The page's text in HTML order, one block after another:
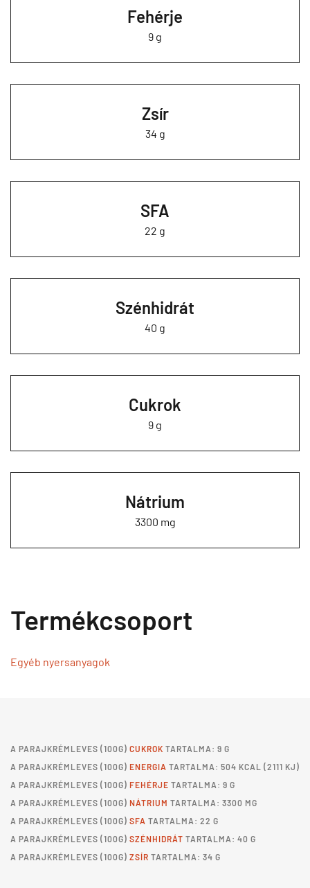
Fehérje
9 g
Zsír
34 g
SFA
22 g
Szénhidrát
40 g
Cukrok
9 g
Nátrium
3300 mg
Termékcsoport
Egyéb nyersanyagok
A PARAJKRÉMLEVES (100G) CUKROK TARTALMA: 9 G
A PARAJKRÉMLEVES (100G) ENERGIA TARTALMA: 504 KCAL (2111 KJ)
A PARAJKRÉMLEVES (100G) FEHÉRJE TARTALMA: 9 G
A PARAJKRÉMLEVES (100G) NÁTRIUM TARTALMA: 3300 MG
A PARAJKRÉMLEVES (100G) SFA TARTALMA: 22 G
A PARAJKRÉMLEVES (100G) SZÉNHIDRÁT TARTALMA: 40 G
A PARAJKRÉMLEVES (100G) ZSÍR TARTALMA: 34 G